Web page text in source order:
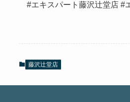
#エキスパート藤沢辻堂店 #
藤沢辻堂店